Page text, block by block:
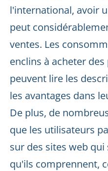
l'international, avoir
peut
ventes. Les
enclins à acheter
peuvent lire les
les avantages dans
De plus, de
que les utilisateurs
sur des sites web
qu'ils comprennent,